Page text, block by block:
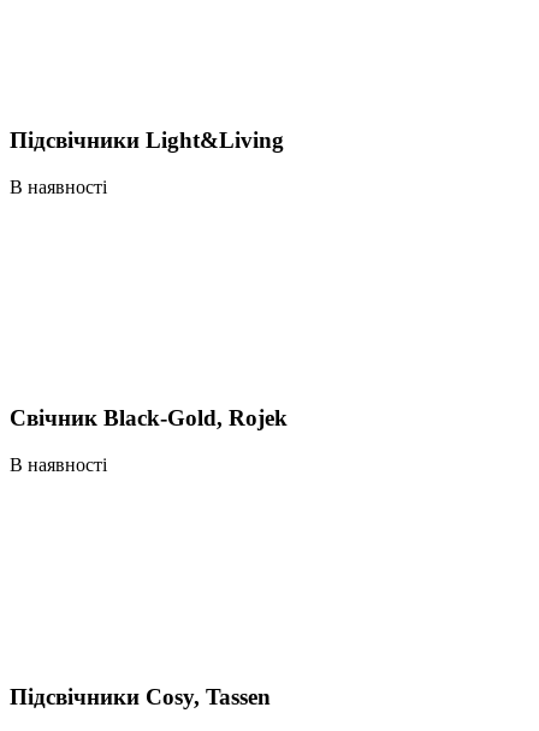
Підсвічники Light&Living
В наявності
Свічник Black-Gold, Rojek
В наявності
Підсвічники Cosy, Tassen